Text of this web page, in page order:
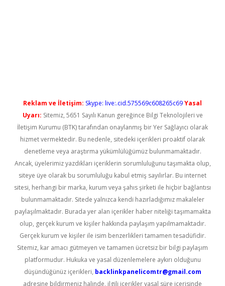
Reklam ve İletişim: Skype: live:.cid.575569c608265c69Yasal
Uyarı: Sitemiz, 5651 Sayılı Kanun gereğince Bilgi Teknolojileri ve
İletişim Kurumu (BTK) tarafından onaylanmış bir Yer Sağlayıcı olarak
hizmet vermektedir. Bu nedenle, sitedeki içerikleri proaktif olarak
denetleme veya araştırma yükümlülüğümüz bulunmamaktadır.
Ancak, üyelerimiz yazdıkları içeriklerin sorumluluğunu taşımakta olup,
siteye üye olarak bu sorumluluğu kabul etmiş sayılırlar. Bu internet
sitesi, herhangi bir marka, kurum veya şahıs şirketi ile hiçbir bağlantısı
bulunmamaktadır. Sitede yalnızca kendi hazırladığımız makaleler
paylaşılmaktadır. Burada yer alan içerikler haber niteliği taşımamakta
olup, gerçek kurum ve kişiler hakkında paylaşım yapılmamaktadır.
Gerçek kurum ve kişiler ile isim benzerlikleri tamamen tesadüfidir.
Sitemiz, kar amacı gütmeyen ve tamamen ücretsiz bir bilgi paylaşım
platformudur. Hukuka ve yasal düzenlemelere aykırı olduğunu
düşündüğünüz içerikleri, backlinkpanelicomtr@gmail.com
adresine bildirmeniz halinde, ilgili içerikler yasal süre içerisinde